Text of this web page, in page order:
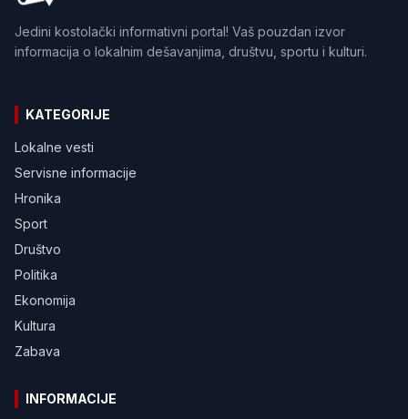
Jedini kostolački informativni portal! Vaš pouzdan izvor
informacija o lokalnim dešavanjima, društvu, sportu i kulturi.
KATEGORIJE
Lokalne vesti
Servisne informacije
Hronika
Sport
Društvo
Politika
Ekonomija
Kultura
Zabava
INFORMACIJE